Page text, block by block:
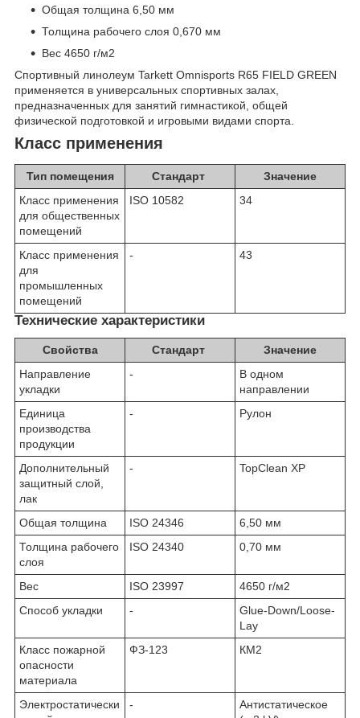
Общая толщина 6,50 мм
Толщина рабочего слоя 0,670 мм
Вес 4650 г/м2
Спортивный линолеум Tarkett Omnisports R65 FIELD GREEN
применяется в универсальных спортивных залах,
предназначенных для занятий гимнастикой, общей
физической подготовкой и игровыми видами спорта.
Класс применения
Тип помещения Стандарт
Значение
Класс применения
для общественных
помещений
ISO 10582 34
Класс применения
для
промышленных
помещений
- 43
Технические характеристики
Свойства Стандарт
Значение
Направление
укладки
-
В одном
направлении
Единица
производства
продукции
- Рулон
Дополнительный
защитный слой,
лак
- TopClean XP
Общая толщина ISO 24346
6,50 мм
Толщина рабочего
слоя
ISO 24340 0,70 мм
Вес ISO 23997
4650 г/м2
Способ укладки
-
Glue-Down/Loose-
Lay
Класс пожарной
опасности
материала
ФЗ-123 КМ2
Электростатически
-
Антистатическое